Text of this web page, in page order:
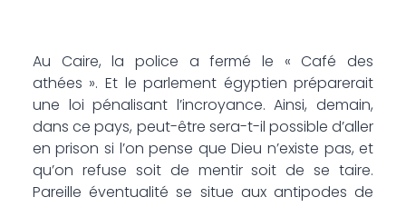
Au Caire, la police a fermé le « Café des
athées ». Et le parlement égyptien préparerait
une loi pénalisant l’incroyance. Ainsi, demain,
dans ce pays, peut-être sera-t-il possible d’aller
en prison si l’on pense que Dieu n’existe pas, et
qu’on refuse soit de mentir soit de se taire.
Pareille éventualité se situe aux antipodes de